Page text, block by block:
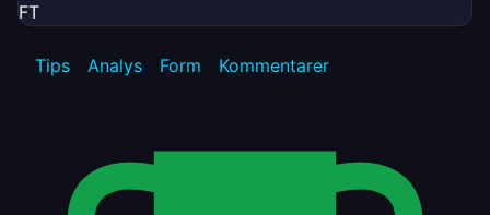
FT
Tips Analys Form Kommentarer